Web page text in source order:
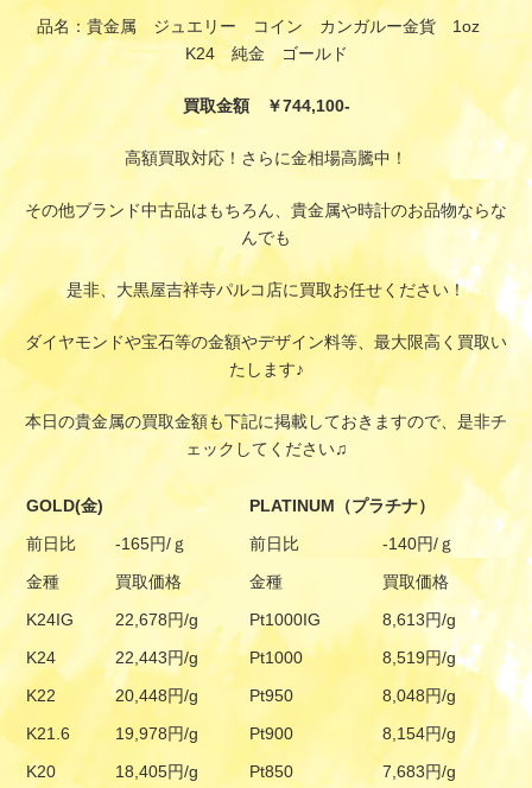
品名：貴金属 ジュエリー コイン カンガルー金貨 1oz
K24 純金 ゴールド
買取金額 ￥744,100-
高額買取対応！さらに金相場高騰中！
その他ブランド中古品はもちろん、貴金属や時計のお品物ならな
んでも
是非、大黒屋吉祥寺パルコ店に買取お任せください！
ダイヤモンドや宝石等の金額やデザイン料等、最大限高く買取い
たします♪
本日の貴金属の買取金額も下記に掲載しておきますので、是非チ
ェックしてください♫
GOLD(金)
PLATINUM（プラチナ）
前日比
-165円/ｇ 前日比
-140円/ｇ
金種
買取価格 金種
買取価格
K24IG
22,678円/g Pt1000IG
8,613円/g
K24
22,443円/g Pt1000
8,519円/g
K22
20,448円/g Pt950
8,048円/g
K21.6
19,978円/g Pt900
8,154円/g
K20
18,405円/g Pt850
7,683円/g